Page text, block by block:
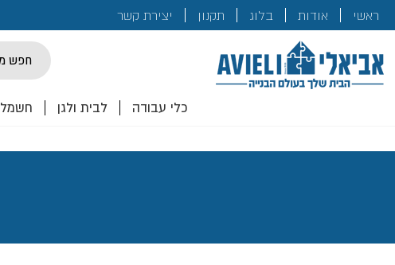
ראשי אודות בלוג תקנון יצירת קשרלכם!
Products
search
כלי עבודה לבית ולגן חשמל